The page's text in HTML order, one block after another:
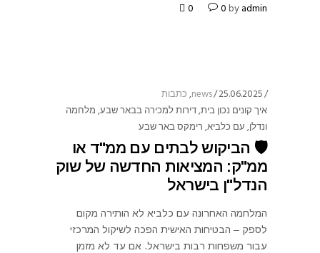
byadmin
0
0
25.06.2025
news
,כתבות
איך קונים נכון בית,דירות למכירה בבאר שבע,מלחמה
ונדלן,עם כלביא,רימקס באר שבע
🛡️ הביקוש לבתים עם ממ"ד או
ממ"ק: המציאות החדשה של שוק
הנדל"ן בישראל
המלחמה האחרונה עם כלביא לא הותירה מקום
לספק – הבטיחות האישית הפכה לשיקול המרכזי
עבור משפחות רבות בישראל. אם עד לא מזמן